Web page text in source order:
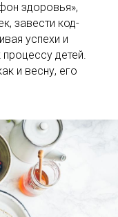
здоровья»,
завести код-
успехи и
процессу детей.
и весну, его